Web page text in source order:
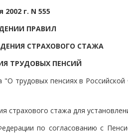
2002 г. N 555
ПРАВИЛ
СТРАХОВОГО СТАЖА
ТРУДОВЫХ ПЕНСИЙ
трудовых пенсиях в
страхового стажа для
по согласованию с